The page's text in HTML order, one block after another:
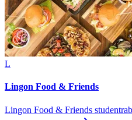
L
Lingon Food & Friends
Lingon Food & Friends